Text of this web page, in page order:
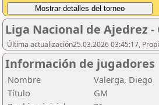
Liga Nacional de Ajedrez -
Última actualización25.03.2026 03:45:17,
Información de jugadores
Nombre
Valerga, Diego
Título
GM